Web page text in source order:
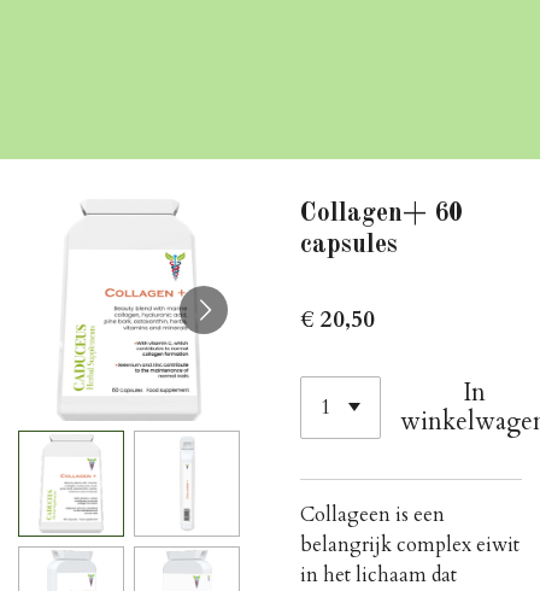
Collagen+ 60
capsules
€ 20,50
In
Collageen is een
belangrijk complex eiwit
in het lichaam dat